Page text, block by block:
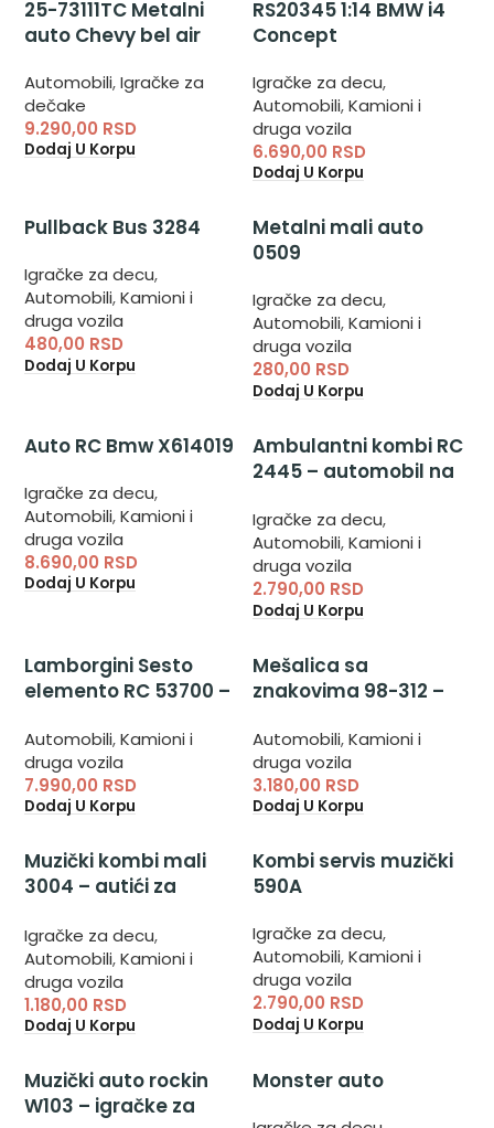
25-73111TC Metalni
auto Chevy bel air
Automobili, Igračke za
dečake
9.290,00 RSD
Dodaj U Korpu
RS20345 1:14 BMW i4
Concept
Igračke za decu,
Automobili,Kamioni i
druga vozila
6.690,00 RSD
Dodaj U Korpu
Pullback Bus 3284
Igračke za decu,
Automobili, Kamioni i
druga vozila
480,00 RSD
Dodaj U Korpu
Metalni mali auto
0509
Igračke za decu,
Automobili,Kamioni i
druga vozila
280,00 RSD
Dodaj U Korpu
Auto RC Bmw X614019
Igračke za decu,
Automobili, Kamioni i
druga vozila
8.690,00 RSD
Dodaj U Korpu
Ambulantni kombi RC
2445 – automobil na
Igračke za decu,
Automobili,Kamioni i
druga vozila
2.790,00 RSD
Dodaj U Korpu
Lamborgini Sesto
elemento RC 53700 –
na daljinsko
upravljanje
Automobili, Kamioni i
druga vozila
7.990,00 RSD
Dodaj U Korpu
Mešalica sa
znakovima 98-312 –
mešalica
Automobili,Kamioni i
druga vozila
3.180,00 RSD
Dodaj U Korpu
Muzički kombi mali
3004 – autići za
Igračke za decu,
Automobili, Kamioni i
druga vozila
1.180,00 RSD
Dodaj U Korpu
Kombi servis muzički
590A
Igračke za decu,
Automobili,Kamioni i
druga vozila
2.790,00 RSD
Dodaj U Korpu
Muzički auto rockin
W103 – igračke za
Monster auto